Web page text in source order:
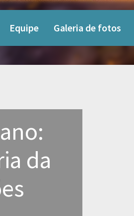
Equipe Galeria de fotos
da